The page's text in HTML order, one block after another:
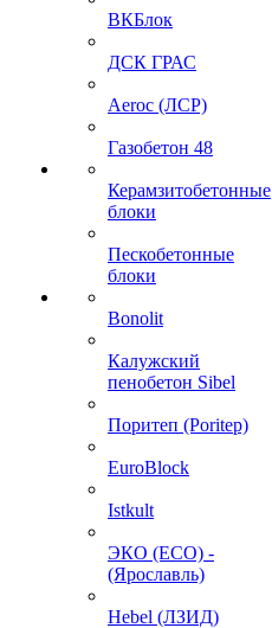
ВКБлок
ДСК ГРАС
Aeroc (ЛСР)
Газобетон 48
Керамзитобетонные
блоки
Пескобетонные
блоки
Bonolit
Калужский
пенобетон Sibel
Поритеп (Poritep)
EuroBlock
Istkult
ЭКО (ECO) -
(Ярославль)
Hebel (ЛЗИД)